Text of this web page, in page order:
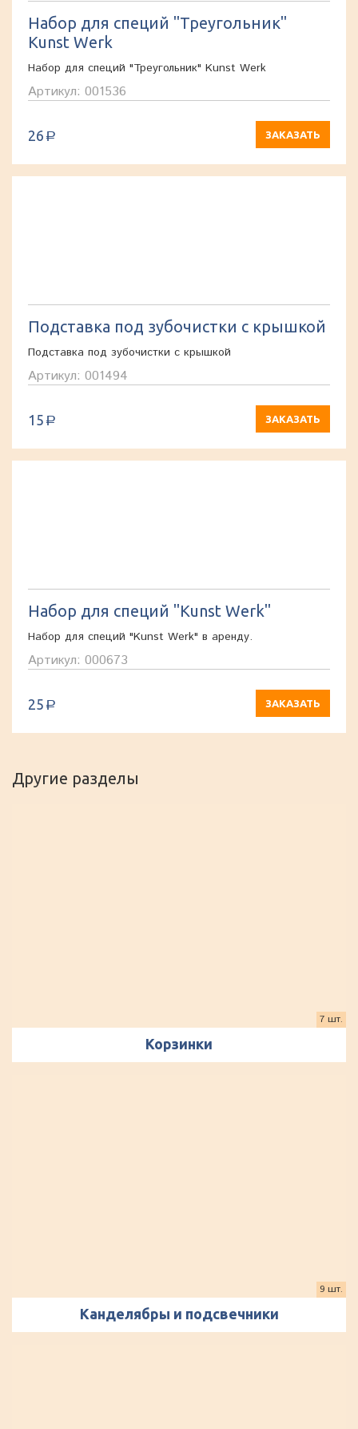
Набор для специй "Треугольник"
Kunst Werk
Набор для специй "Треугольник" Kunst Werk
Артикул: 001536
26 a ЗАКАЗАТЬ
Подставка под зубочистки с крышкой
Подставка под зубочистки с крышкой
Артикул: 001494
15 a ЗАКАЗАТЬ
Набор для специй "Kunst Werk"
Набор для специй "Kunst Werk" в аренду.
Артикул: 000673
25 a ЗАКАЗАТЬ
Другие разделы
Корзинки
7 шт.
Канделябры и подсвечники
9 шт.